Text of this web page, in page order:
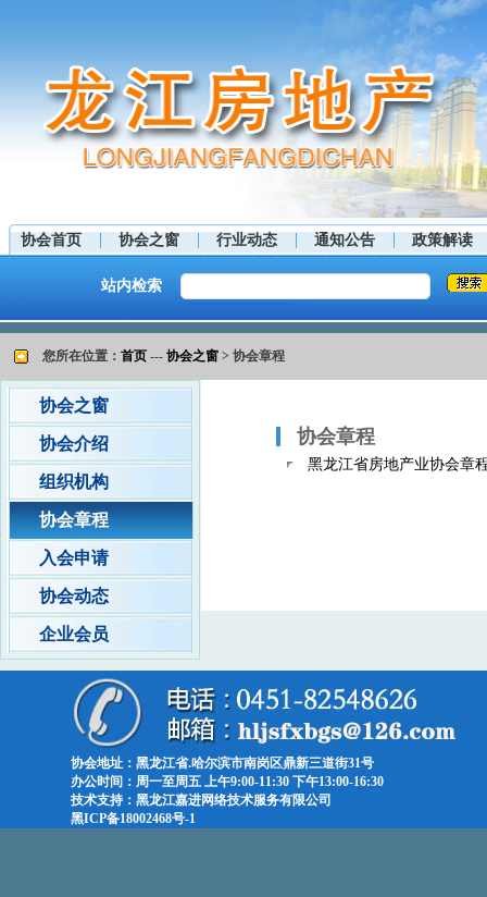
协会首页 协会之窗 行业动态 通知公告 政策解读
站内检索
您所在位置： 首页 --- 协会之窗 > 协会章程
协会之窗
协会介绍
组织机构
协会章程
入会申请
协会动态
企业会员
协会章程
黑龙江省房地产业协会章
协会地址：黑龙江省.哈尔滨市南岗区鼎新三道街31号
办公时间：周一至周五 上午9:00-11:30 下午13:00-16:30
技术支持：黑龙江嘉进网络技术服务有限公司
黑ICP备18002468号-1